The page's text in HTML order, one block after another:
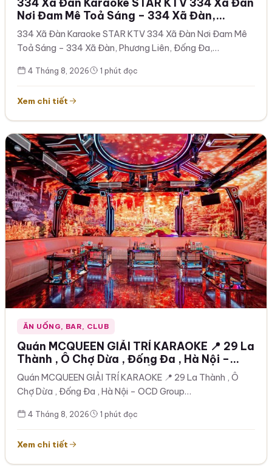
334 Xã Đàn Karaoke STAR KTV 334 Xã Đàn
Nơi Đam Mê Toả Sáng – 334 Xã Đàn,
Phương Liên, Đống Đa, Hà Nội – địa chỉ,
SĐT đặt phòng , Hãy đến và cảm nhận sự
khác biệt
334 Xã Đàn Karaoke STAR KTV 334 Xã Đàn Nơi Đam Mê
Toả Sáng – 334 Xã Đàn, Phương Liên, Đống Đa,…
4 Tháng 8, 2026 1 phút đọc
Xem chi tiết
ĂN UỐNG, BAR, CLUB
Quán MCQUEEN GIẢI TRÍ KARAOKE 📍 29 La
Thành , Ô Chợ Dừa , Đống Đa , Hà Nội –
OCD Group , đầu ngã 6 Ô Chợ Dừa, Mở cửa
từ 11h đến hết khách ☎️ 0945907887
Quán MCQUEEN GIẢI TRÍ KARAOKE 📍 29 La Thành , Ô
Chợ Dừa , Đống Đa , Hà Nội – OCD Group…
4 Tháng 8, 2026 1 phút đọc
Xem chi tiết